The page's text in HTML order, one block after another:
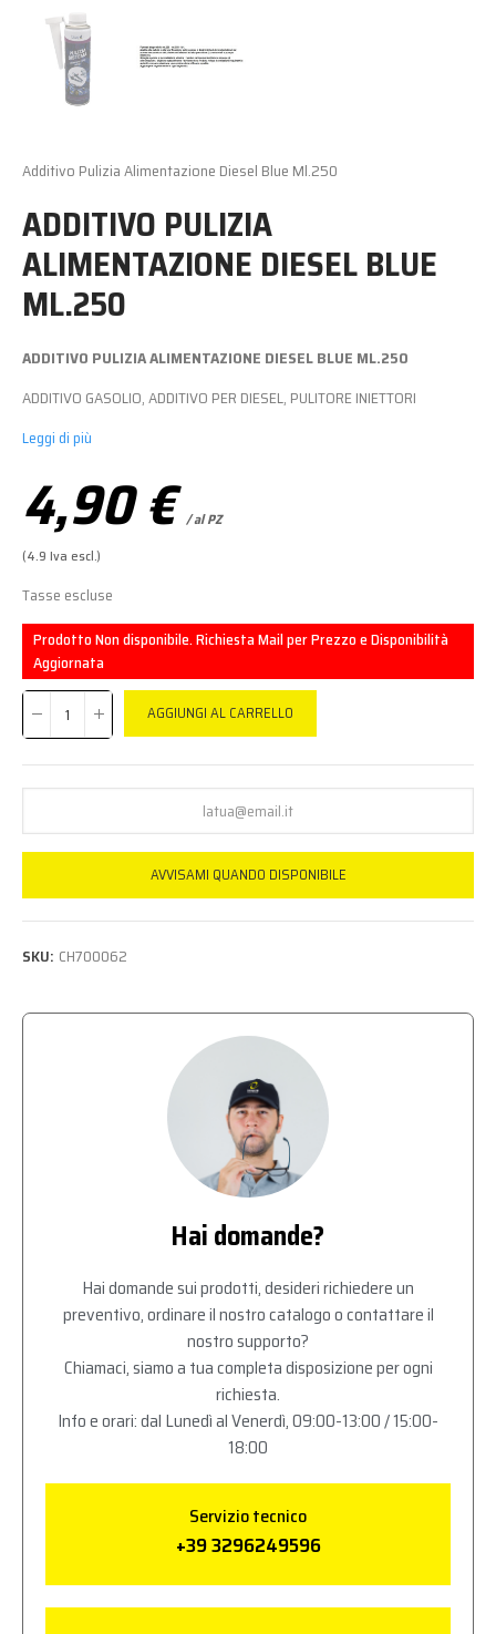
Additivo Pulizia Alimentazione Diesel Blue Ml.250
ADDITIVO PULIZIA
ALIMENTAZIONE DIESEL BLUE
ML.250
ADDITIVO PULIZIA ALIMENTAZIONE DIESEL BLUE ML.250
ADDITIVO GASOLIO, ADDITIVO PER DIESEL, PULITORE INIETTORI
Leggi di più
4,90 € / al PZ
(4.9 Iva escl.)
Tasse escluse
Prodotto Non disponibile. Richiesta Mail per Prezzo e Disponibilità
Aggiornata
AGGIUNGI AL CARRELLO
AVVISAMI QUANDO DISPONIBILE
SKU: CH700062
Hai domande?
Hai domande sui prodotti, desideri richiedere un
preventivo, ordinare il nostro catalogo o contattare il
nostro supporto?
Chiamaci, siamo a tua completa disposizione per ogni
richiesta.
Info e orari: dal Lunedì al Venerdì, 09:00-13:00 / 15:00-
18:00
Servizio tecnico
+39 3296249596